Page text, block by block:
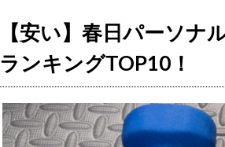
パーソナ
ニングジ
ンキング
TOP10！
【安い】春日パーソ
ランキングTOP10！